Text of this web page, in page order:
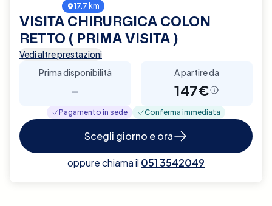
17.7 km
VISITA CHIRURGICA COLON
RETTO ( PRIMA VISITA )
Vedi altre prestazioni
Prima disponibilità
-
A partire da
147€
Pagamento in sede Conferma immediata
Scegli giorno e ora
oppure chiama il 051 3542049